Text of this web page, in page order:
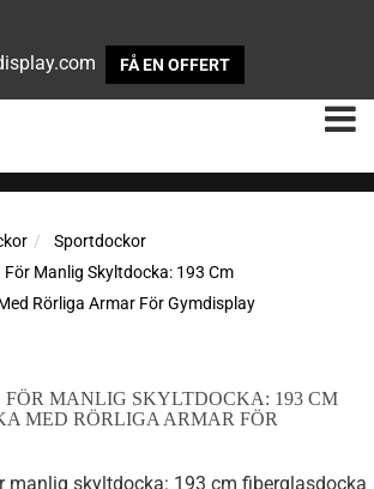
FÅ EN OFFERT
Sportdockor
Manlig Skyltdocka: 193 Cm
Rörliga Armar För Gymdisplay
MANLIG SKYLTDOCKA: 193 CM
MED RÖRLIGA ARMAR FÖR